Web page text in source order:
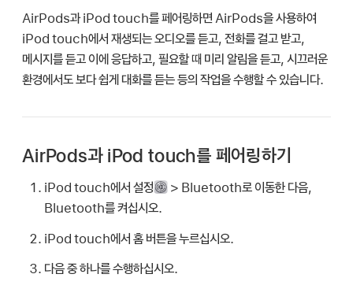
AirPods과 iPod touch를 페어링하면 AirPods을 사용하여
iPod touch에서 재생되는 오디오를 듣고, 전화를 걸고 받고,
메시지를 듣고 이에 응답하고, 필요할 때 미리 알림을 듣고, 시끄러운
환경에서도 보다 쉽게 대화를 듣는 등의 작업을 수행할 수 있습니다.
AirPods과 iPod touch를 페어링하기
iPod touch에서 설정
> Bluetooth로 이동한 다음,
Bluetooth를 켜십시오.
iPod touch에서 홈 버튼을 누르십시오.
다음 중 하나를 수행하십시오.